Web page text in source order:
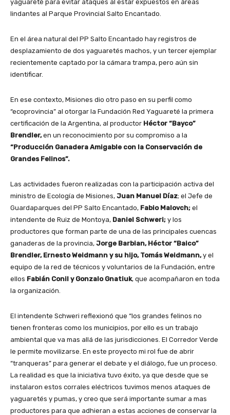
yaguareté para evitar ataques al estar expuestos en áreas
lindantes al Parque Provincial Salto Encantado.
En el área natural del PP Salto Encantado hay registros de
desplazamiento de dos yaguaretés machos, y un tercer ejemplar
recientemente captado por la cámara trampa, pero aún sin
identificar.
En ese contexto, Misiones dio otro paso en su perfil como
“ecoprovincia” al otorgar la Fundación Red Yaguareté la primera
certificación de la Argentina, al productor Héctor “Bayco”
Brendler,en un reconocimiento por su compromiso a la
“Producción Ganadera Amigable con la Conservación de
Grandes Felinos”.
Las actividades fueron realizadas con la participación activa del
ministro de Ecología de Misiones, Juan Manuel Díaz; el Jefe de
Guardaparques del PP Salto Encantado, Fabio Malovch; el
intendente de Ruiz de Montoya, Daniel Schweri; y los
productores que forman parte de una de las principales cuencas
ganaderas de la provincia, Jorge Barbian, Héctor “Baico”
Brendler, Ernesto Weidmann y su hijo, Tomás Weidmann,y el
equipo de la red de técnicos y voluntarios de la Fundación, entre
ellos Fabián Conil y Gonzalo Gnatiuk, que acompañaron en toda
la organización.
El intendente Schweri reflexionó que “los grandes felinos no
tienen fronteras como los municipios, por ello es un trabajo
ambiental que va mas allá de las jurisdicciones. El Corredor Verde
le permite movilizarse. En este proyecto mi rol fue de abrir
“tranqueras” para generar el debate y el diálogo, fue un proceso.
La realidad es que la iniciativa tuvo éxito, ya que desde que se
instalaron estos corrales eléctricos tuvimos menos ataques de
yaguaretés y pumas, y creo que será importante sumar a mas
productores para que adhieran a estas acciones de conservar la